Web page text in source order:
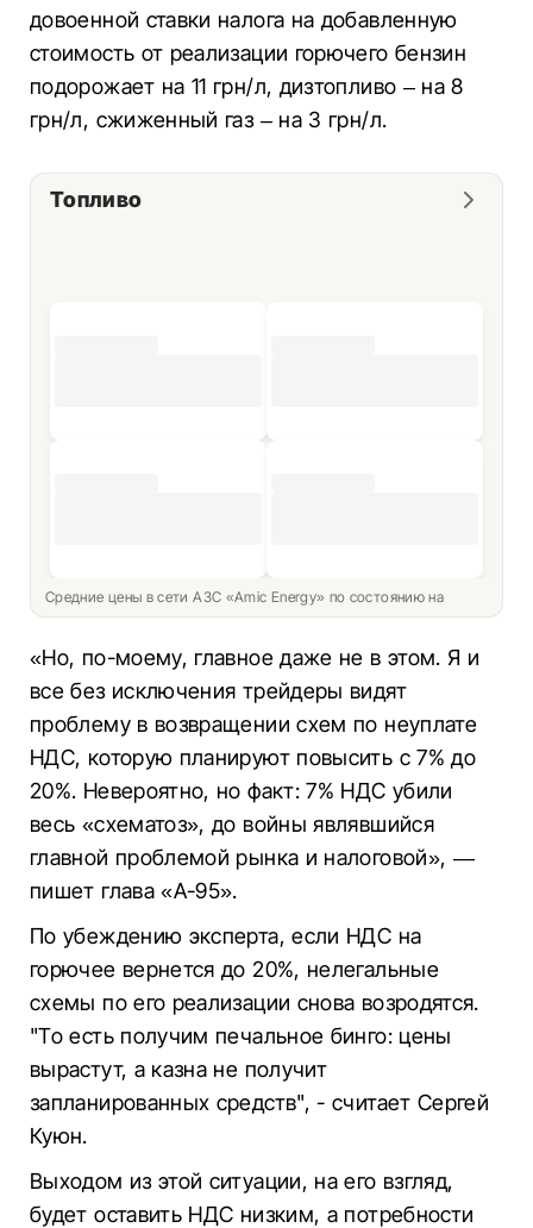
довоенной ставки налога на добавленную
стоимость от реализации горючего бензин
подорожает на 11 грн/л, дизтопливо – на 8
грн/л, сжиженный газ – на 3 грн/л.
Топливо
Средние цены в сети АЗС «Amic Energy» по состоянию на
«Но, по-моему, главное даже не в этом. Я и
все без исключения трейдеры видят
проблему в возвращении схем по неуплате
НДС, которую планируют повысить с 7% до
20%. Невероятно, но факт: 7% НДС убили
весь «схематоз», до войны являвшийся
главной проблемой рынка и налоговой», —
пишет глава «А-95».
По убеждению эксперта, если НДС на
горючее вернется до 20%, нелегальные
схемы по его реализации снова возродятся.
"То есть получим печальное бинго: цены
вырастут, а казна не получит
запланированных средств", - считает Сергей
Куюн.
Выходом из этой ситуации, на его взгляд,
будет оставить НДС низким, а потребности